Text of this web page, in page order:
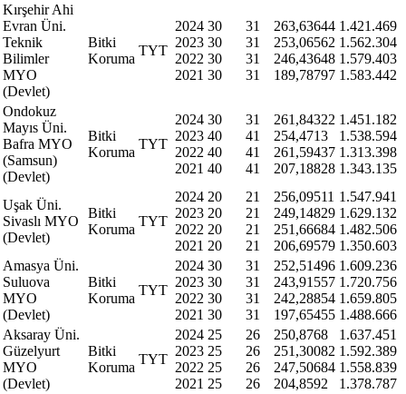
Kırşehir Ahi
Evran Üni.
Teknik
Bilimler
MYO
(Devlet)
Bitki
Koruma
TYT
2024
2023
2022
2021
30
30
30
30
31
31
31
31
263,63644
253,06562
246,43648
189,78797
1.421.469
1.562.304
1.579.403
1.583.442
Ondokuz
Mayıs Üni.
Bafra MYO
(Samsun)
(Devlet)
Bitki
Koruma
TYT
2024
2023
2022
2021
30
40
40
40
31
41
41
41
261,84322
254,4713
261,59437
207,18828
1.451.182
1.538.594
1.313.398
1.343.135
Uşak Üni.
Sivaslı MYO
(Devlet)
Bitki
Koruma
TYT
2024
2023
2022
2021
20
20
20
20
21
21
21
21
256,09511
249,14829
251,66684
206,69579
1.547.941
1.629.132
1.482.506
1.350.603
Amasya Üni.
Suluova
MYO
(Devlet)
Bitki
Koruma
TYT
2024
2023
2022
2021
30
30
30
30
31
31
31
31
252,51496
243,91557
242,28854
197,65455
1.609.236
1.720.756
1.659.805
1.488.666
Aksaray Üni.
Güzelyurt
MYO
(Devlet)
Bitki
Koruma
TYT
2024
2023
2022
2021
25
25
25
25
26
26
26
26
250,8768
251,30082
247,50684
204,8592
1.637.451
1.592.389
1.558.839
1.378.787